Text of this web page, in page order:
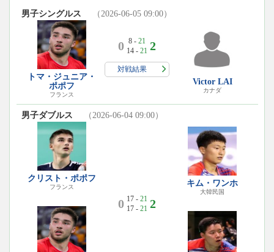
男子シングルス （2026-06-05 09:00）
トマ・ジュニア・
ポポフ
フランス
0 8 - 21
14 - 21 2
対戦結果
Victor LAI
カナダ
男子ダブルス （2026-06-04 09:00）
クリスト・ポポフ
フランス
0 17 - 21
17 - 21 2
キム・ワンホ
大韓民国